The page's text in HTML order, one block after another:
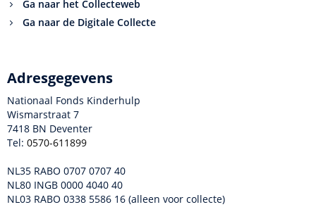
Ga naar het Collecteweb
Ga naar de Digitale Collecte
Adresgegevens
Nationaal Fonds Kinderhulp
Wismarstraat 7
7418 BN Deventer
Tel: 0570-611899
NL35 RABO 0707 0707 40
NL80 INGB 0000 4040 40
NL03 RABO 0338 5586 16 (alleen voor collecte)